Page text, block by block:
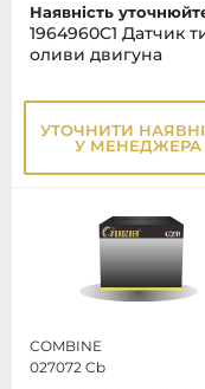
Наявність
1964960C1 Датчик
оливи двигуна
УТОЧНИТИ
У МЕНЕДЖЕРА
COMBINE
027072 Cb